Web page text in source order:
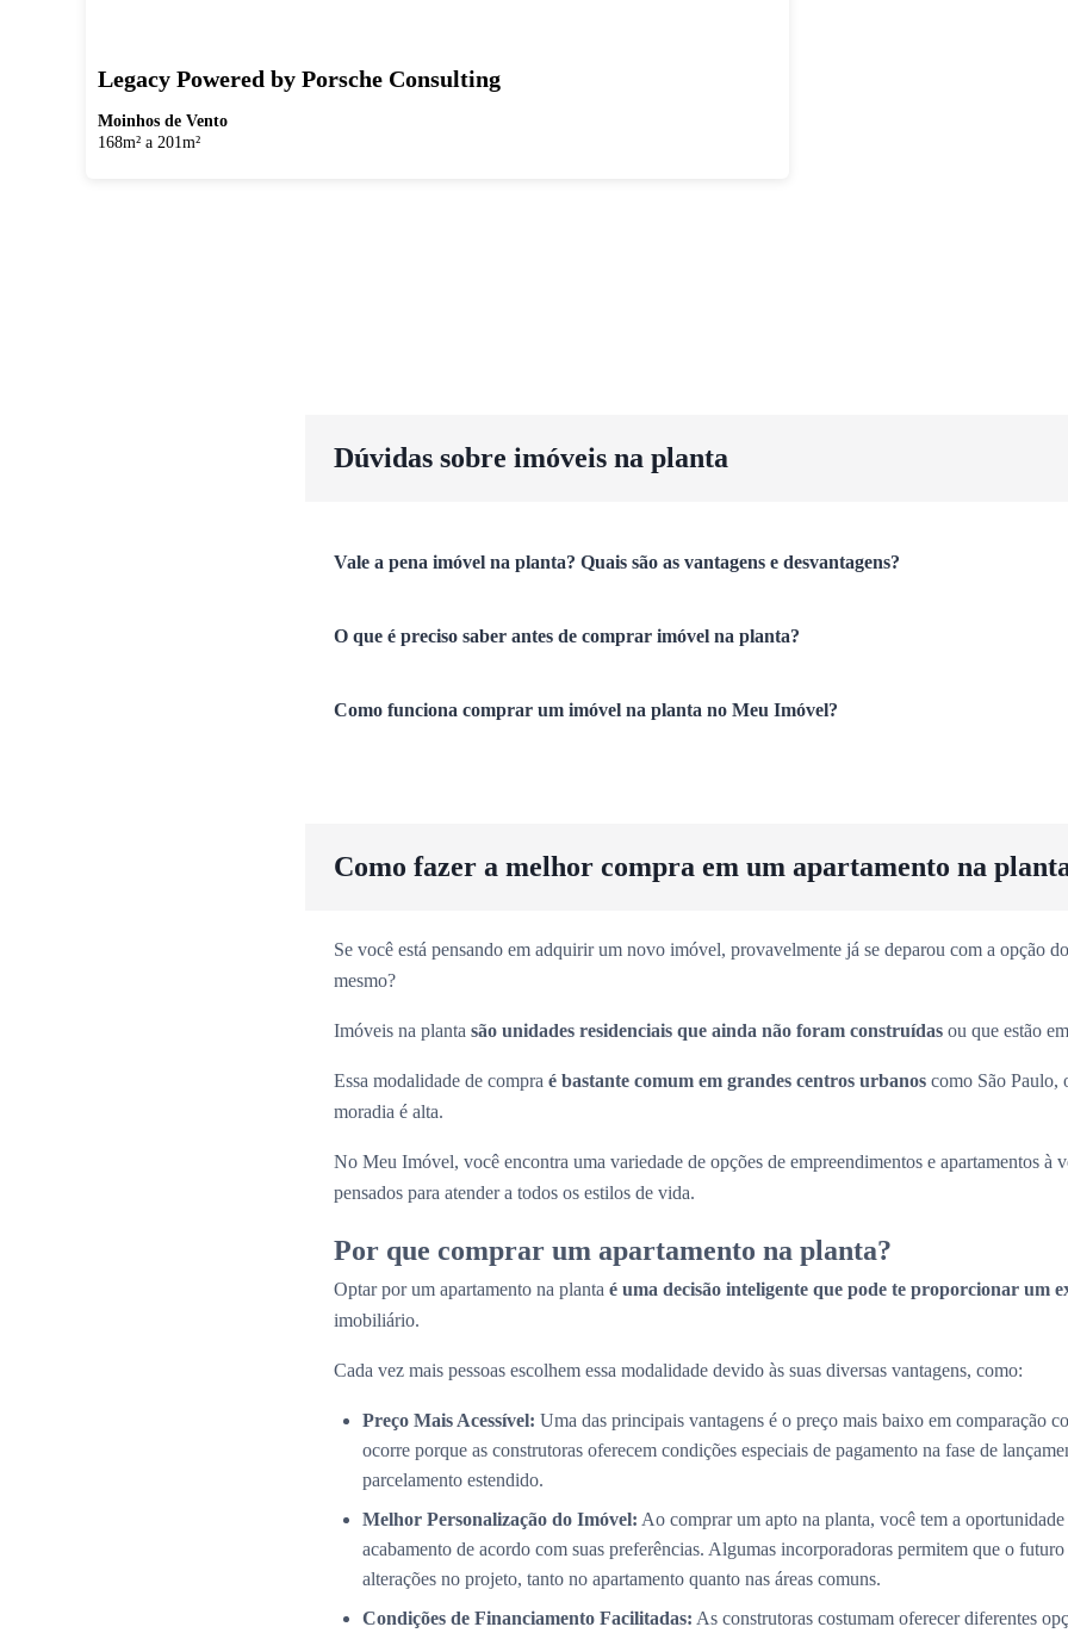
Legacy Powered by Porsche Consulting
Moinhos de Vento
168m² a 201m²
Dúvidas sobre imóveis na planta
Vale a pena imóvel na planta? Quais são as vantagens e desvantagens?
O que é preciso saber antes de comprar imóvel na planta?
Como funciona comprar um imóvel na planta no Meu Imóvel?
Como fazer a melhor compra em um apartamento na
Se você está pensando em adquirir um novo imóvel, provavelmente já se deparou com a opção
mesmo?
Imóveis na planta são unidades residenciais que ainda não foram construídas ou que estão
Essa modalidade de compra é bastante comum em grandes centros urbanos como São Paulo,
moradia é alta.
No Meu Imóvel, você encontra uma variedade de opções de empreendimentos e apartamentos à
pensados para atender a todos os estilos de vida.
Por que comprar um apartamento na planta?
Optar por um apartamento na planta é uma decisão inteligente que pode te proporcionar um
imobiliário.
Cada vez mais pessoas escolhem essa modalidade devido às suas diversas vantagens, como:
Preço Mais Acessível: Uma das principais vantagens é o preço mais baixo em comparação
ocorre porque as construtoras oferecem condições especiais de pagamento na fase de
parcelamento estendido.
Melhor Personalização do Imóvel: Ao comprar um apto na planta, você tem a
acabamento de acordo com suas preferências. Algumas incorporadoras permitem que o
alterações no projeto, tanto no apartamento quanto nas áreas comuns.
Condições de Financiamento Facilitadas: As construtoras costumam oferecer diferentes